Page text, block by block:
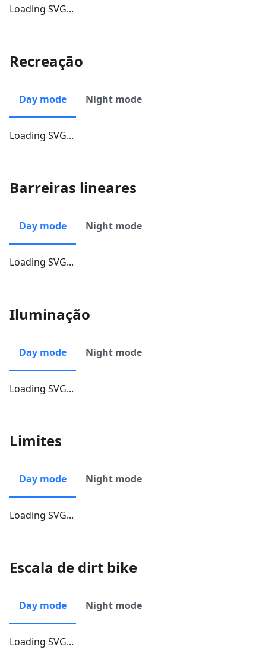
Loading SVG...
Recreação
Day mode Night mode
Loading SVG...
Barreiras lineares
Day mode Night mode
Loading SVG...
Iluminação
Day mode Night mode
Loading SVG...
Limites
Day mode Night mode
Loading SVG...
Escala de dirt bike
Day mode Night mode
Loading SVG...